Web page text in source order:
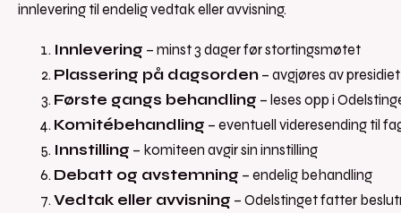
innlevering til endelig vedtak eller avvisning.
Innlevering – minst 3 dager før stortingsmøtet
Plassering på dagsorden – avgjøres av presidiet
Første gangs behandling – leses opp i
Komitébehandling – eventuell videresending til
Innstilling – komiteen avgir sin innstilling
Debatt og avstemning – endelig behandling
Vedtak eller avvisning – Odelstinget fatter